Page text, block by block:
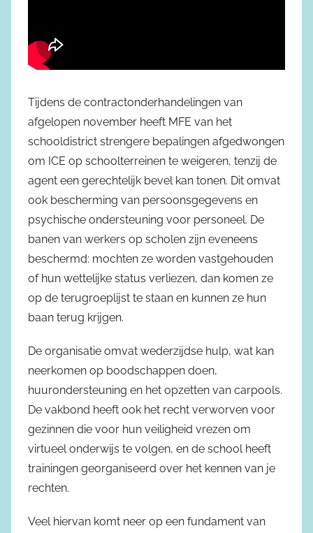
Tijdens de contractonderhandelingen van
afgelopen november heeft MFE van het
schooldistrict strengere bepalingen afgedwongen
om ICE op schoolterreinen te weigeren, tenzij de
agent een gerechtelijk bevel kan tonen. Dit omvat
ook bescherming van persoonsgegevens en
psychische ondersteuning voor personeel. De
banen van werkers op scholen zijn eveneens
beschermd: mochten ze worden vastgehouden
of hun wettelijke status verliezen, dan komen ze
op de terugroeplijst te staan en kunnen ze hun
baan terug krijgen.
De organisatie omvat wederzijdse hulp, wat kan
neerkomen op boodschappen doen,
huurondersteuning en het opzetten van carpools.
De vakbond heeft ook het recht verworven voor
gezinnen die voor hun veiligheid vrezen om
virtueel onderwijs te volgen, en de school heeft
trainingen georganiseerd over het kennen van je
rechten.
Veel hiervan komt neer op een fundament van